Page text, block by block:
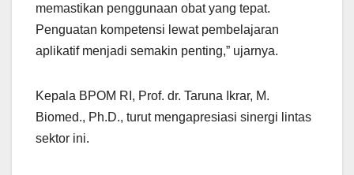
memastikan penggunaan obat yang tepat.
Penguatan kompetensi lewat pembelajaran
aplikatif menjadi semakin penting,” ujarnya.
Kepala BPOM RI, Prof. dr. Taruna Ikrar, M.
Biomed., Ph.D., turut mengapresiasi sinergi lintas
sektor ini.